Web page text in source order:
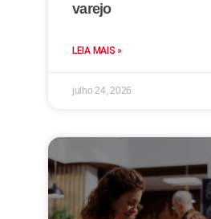
varejo
LEIA MAIS »
julho 24, 2026